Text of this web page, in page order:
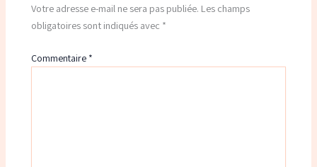
Votre adresse e-mail ne sera pas publiée. Les champs
obligatoires sont indiqués avec *
Commentaire *